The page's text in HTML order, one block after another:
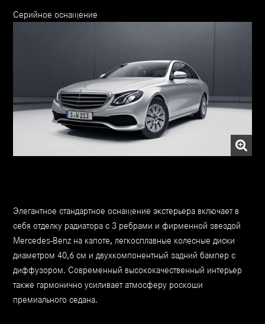
Серийное оснащение
Элегантное стандартное оснащение экстерьера включает в
себя отделку радиатора с 3 ребрами и фирменной звездой
Mercedes-Benz на капоте, легкосплавные колесные диски
диаметром 40,6 см и двухкомпонентный задний бампер с
диффузором. Современный высококачественный интерьер
также гармонично усиливает атмосферу роскоши
премиального седана.